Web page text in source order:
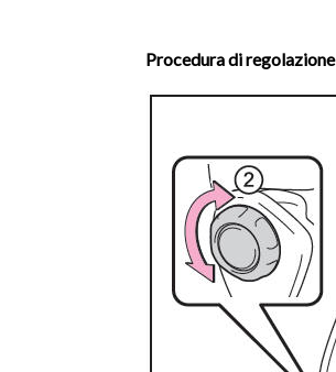
Procedura di regolazione